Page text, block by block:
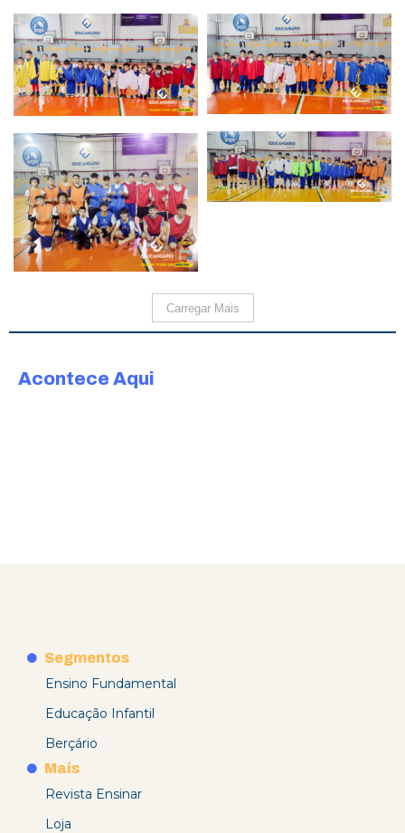
Carregar Mais
Acontece Aqui
Segmentos
Ensino Fundamental
Educação Infantil
Berçário
Mais
Revista Ensinar
Loja